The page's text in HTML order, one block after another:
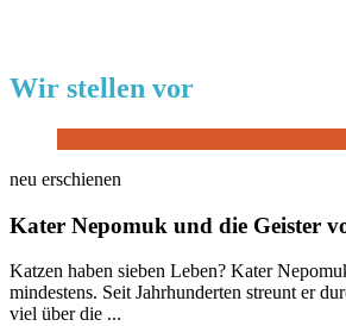
Wir stellen vor
neu erschienen
Kater Nepomuk und die Geister
Katzen haben sieben Leben? Kater
mindestens. Seit Jahrhunderten streunt er
viel über die ...